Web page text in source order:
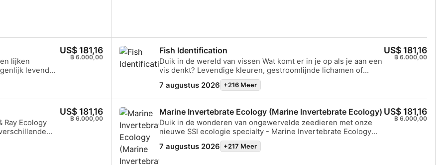
te
ben je in
hulp te
en AED-
nog!
drijfvermogencontrole is wat je nodig hebt om perfectie te
bereiken.
lijken
levende
waarbij
oceaanriffen
in de
soorten
het behoud
staan.
US$ 181,16
฿ 6.000,00
Fish Identification
Duik in de wereld van vissen Wat komt er in je op als je aan een
vis denkt? Levendige kleuren, gestroomlijnde lichamen of
fascinerend gedrag? Met duizenden soorten in de oceaan, zijn
vissen er in alle soorten en maten, maar ze hebben belangrijke
kenmerken gemeen die hen onderscheiden van andere
zeedieren. Deze ongelooflijke wezens, die in bijna elk
waterlichaam voorkomen, spelen een essentiële rol in het
behoud van de ecosystemen van de oceanen. Dit programma
duikt in de biologie en het gedrag van vissen, gaat in op
veelvoorkomende misvattingen en onderzoekt de invloed van
menselijke activiteiten op hun overleving en de gezondheid
van onze oceanen.
7 augustus 2026 +216 Meer
US$ 181,16
฿ 6.000,00
Ray Ecology
aan
deze kostbare
US$ 181,16
฿ 6.000,00
Marine Invertebrate Ecology (Marine Invertebrate Ecology)
Duik in de wonderen van ongewervelde zeedieren met onze
nieuwe SSI ecologie specialty - Marine Invertebrate Ecology
(Marine Invertebrate Ecology). Deze boeiende serie behandelt
onderwerpen als evolutie van ongewervelden en de ecologie
van eenvoudige en complexe ongewervelden zoals
7 augustus 2026 +217 Meer
US$ 181,16
฿ 6.000,00